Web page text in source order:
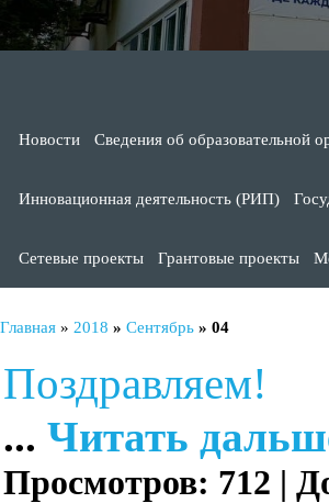
Новости Сведения об образовательной
Инновационная деятельность (РИП)
Сетевые проекты Грантовые проекты
Главная » 2018 » Сентябрь » 04
Поздравляем!
... Читать
Просмотров: 712 |